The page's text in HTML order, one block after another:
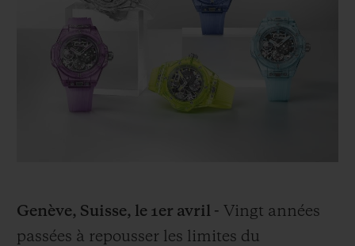
Genève, Suisse, le 1er avril - Vingt années
passées à repousser les limites du
COLORED CERAMIC
BIG BANG
ESSENTIAL